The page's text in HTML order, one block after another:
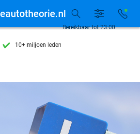
7 dagen per week beschikbaar
10+ miljoen leden
10+ miljoen leden
Bereikbaar tot 23:00